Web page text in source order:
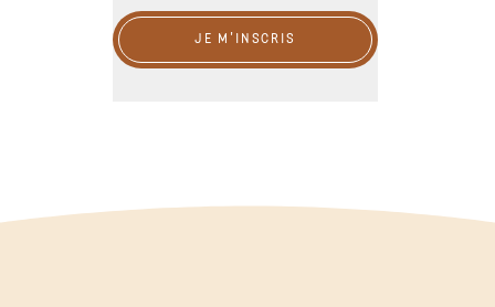
JE M'INSCRIS